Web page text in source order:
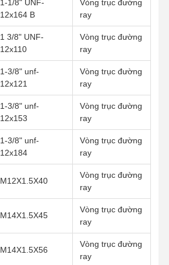
1-1/8" UNF-
12x164 B
Vòng trục đường
ray
1 3/8" UNF-
12x110
Vòng trục đường
ray
1-3/8" unf-
12x121
Vòng trục đường
ray
1-3/8" unf-
12x153
Vòng trục đường
ray
1-3/8" unf-
12x184
Vòng trục đường
ray
M12X1.5X40
Vòng trục đường
ray
M14X1.5X45
Vòng trục đường
ray
M14X1.5X56
Vòng trục đường
ray